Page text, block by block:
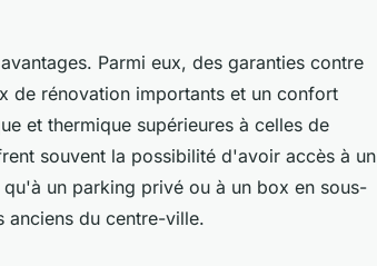
Parmi eux, des garanties contre
de rénovation importants et un confort
et thermique supérieures à celles de
souvent la possibilité d'avoir accès à un
un parking privé ou à un box en sous-
anciens du centre-ville.